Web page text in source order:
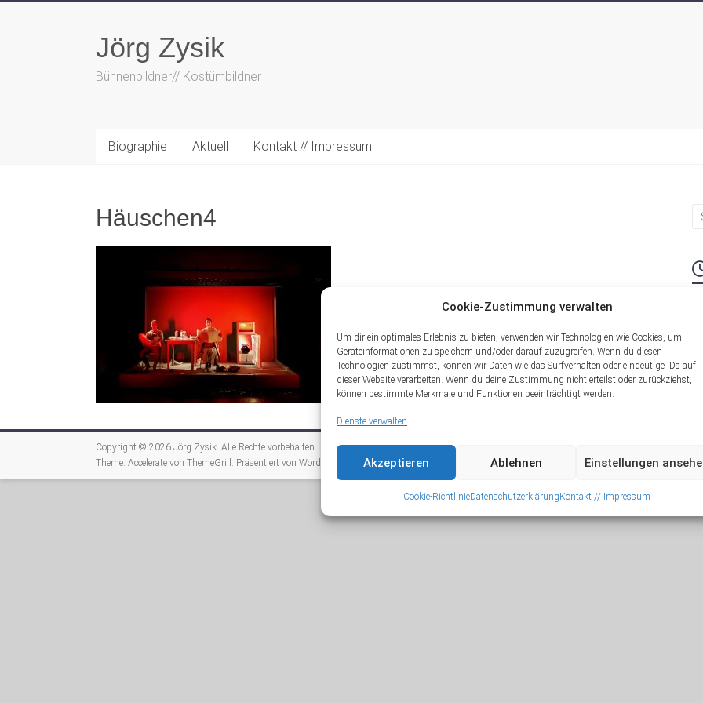
Cookie-Zustimmung verwalten
Um dir ein optimales Erlebnis zu bieten, verwenden wir Technologien wie Cookies, um
Geräteinformationen zu speichern und/oder darauf zuzugreifen. Wenn du diesen
Technologien zustimmst, können wir Daten wie das Surfverhalten oder eindeutige IDs auf
dieser Website verarbeiten. Wenn du deine Zustimmung nicht erteilst oder zurückziehst,
können bestimmte Merkmale und Funktionen beeinträchtigt werden.
Dienste verwalten
Akzeptieren Ablehnen Einstellungen
Cookie-RichtlinieDatenschutzerklärung Kontakt // Impressum
Jörg Zysik
Bühnenbildner// Kostümbildner
Biographie Aktuell Kontakt // Impressum
Häuschen4
Copyright © 2026 Jörg Zysik. Alle Rechte vorbehalten.
Theme: Accelerate von ThemeGrill. Präsentiert von WordPress